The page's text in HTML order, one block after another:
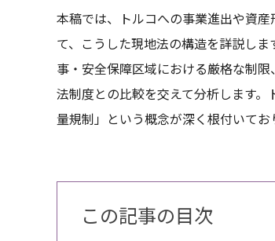
本稿では、トルコへの事業進出や資
て、こうした現地法の構造を詳説し
事・安全保障区域における厳格な制
法制度との比較を交えて分析します
量規制」という概念が深く根付いて
この記事の目次